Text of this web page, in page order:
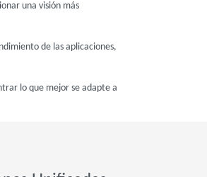
una visión más
de las aplicaciones,
lo que mejor se adapte a